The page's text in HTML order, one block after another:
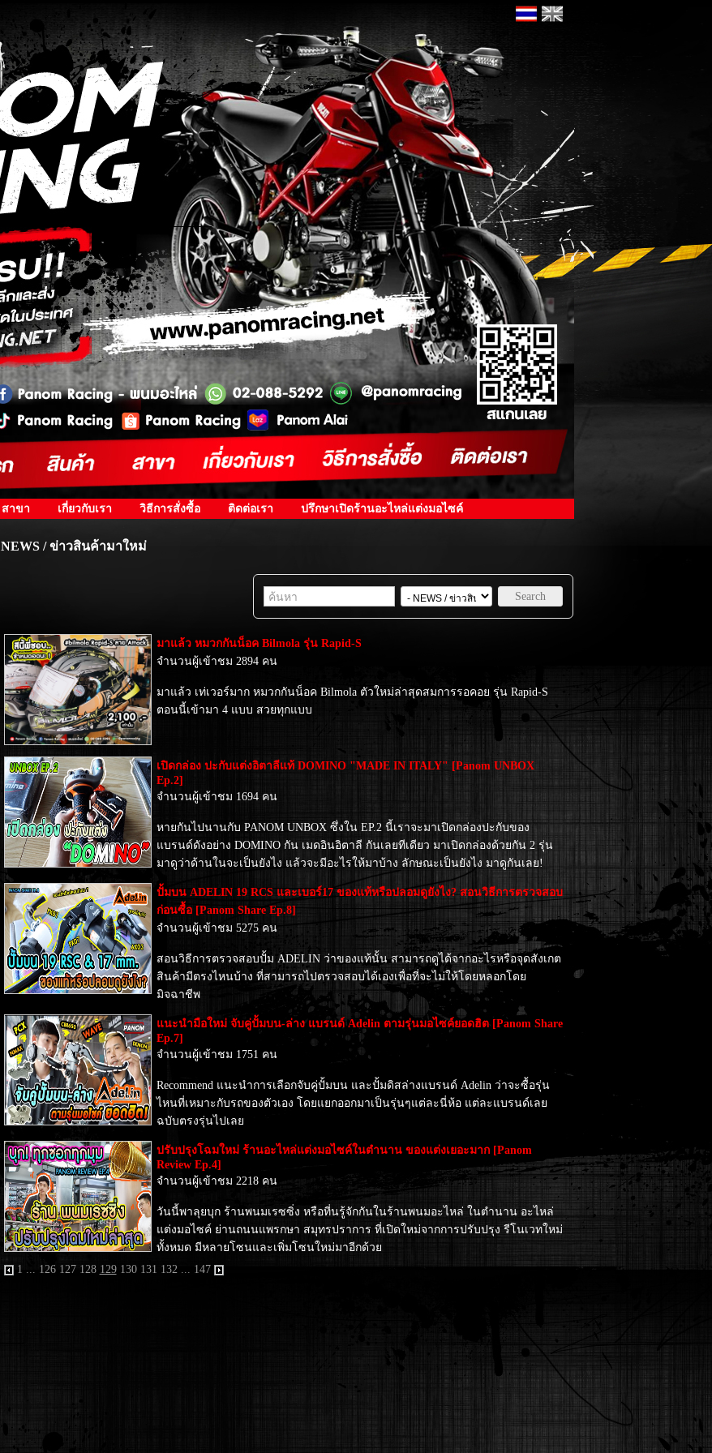
สาขา เกี่ยวกับเรา วิธีการสั่งซื้อ ติดต่อเรา ปรึกษาเปิดร้านอะไหล่แต่งมอไซค์
NEWS / ข่าวสินค้ามาใหม่
Search
มาแล้ว หมวกกันน็อค Bilmola รุ่น Rapid-S
จำนวนผู้เข้าชม 2894 คน
มาแล้ว เท่เวอร์มาก หมวกกันน็อค Bilmolaตัวใหม่ล่าสุดสมการรอคอย รุ่น Rapid-S
ตอนนี้เข้ามา 4 แบบ สวยทุกแบบ
เปิดกล่อง ปะกับแต่งอิตาลีแท้ DOMINO "MADE IN ITALY" [Panom UNBOX
Ep.2]
จำนวนผู้เข้าชม 1694 คน
หายกันไปนานกับ PANOM UNBOX ซึ่งใน EP.2 นี้เราจะมาเปิดกล่องปะกับของ
แบรนด์ดังอย่าง DOMINO กัน เมดอินอิตาลี กันเลยทีเดียว มาเปิดกล่องด้วยกัน 2 รุ่น
มาดูว่าด้านในจะเป็นยังไง แล้วจะมีอะไรให้มาบ้าง ลักษณะเป็นยังไง มาดูกันเลย!
ปั้มบน ADELIN 19 RCS และเบอร์17 ของแท้หรือปลอมดูยังไง? สอนวิธีการตรวจสอบ
ก่อนซื้อ [Panom Share Ep.8]
จำนวนผู้เข้าชม 5275 คน
สอนวิธีการตรวจสอบปั้ม ADELIN ว่าของแท้นั้น สามารถดูได้จากอะไรหรือจุดสังเกต
สินค้ามีตรงไหนบ้าง ที่สามารถไปตรวจสอบได้เองเพื่อที่จะไม่ให้โดยหลอกโดย
มิจฉาชีพ
แนะนำมือใหม่ จับคู่ปั้มบน-ล่าง แบรนด์ Adelin ตามรุ่นมอไซค์ยอดฮิต [Panom Share
Ep.7]
จำนวนผู้เข้าชม 1751 คน
Recommend แนะนำการเลือกจับคู่ปั้มบน และปั้มดิสล่างแบรนด์ Adelin ว่าจะซื้อรุ่น
ไหนที่เหมาะกับรถของตัวเอง โดยแยกออกมาเป็นรุ่นๆแต่ละนี่ห้อ แต่ละแบรนด์เลย
ฉบับตรงรุ่นไปเลย
ปรับปรุงโฉมใหม่ ร้านอะไหล่แต่งมอไซค์ในตำนาน ของแต่งเยอะมาก [Panom
Review Ep.4]
จำนวนผู้เข้าชม 2218 คน
วันนี้พาลุยบุก ร้านพนมเรซซิ่ง หรือที่นรู้จักกันในร้านพนมอะไหล่ ในตำนาน อะไหล่
แต่งมอไซค์ ย่านถนนแพรกษา สมุทรปราการ ที่เปิดใหม่จากการปรับปรุง รีโนเวทใหม่
ทั้งหมด มีหลายโซนและเพิ่มโซนใหม่มาอีกด้วย
1 ... 126 127 128 129 130 131 132 ... 147